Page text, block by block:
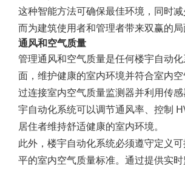
这种智能方法可确保最佳环境，同时
而为建筑使用者和管理者带来双赢的局
通风和空气质量
管理通风和空气质量是任何楼宇自动
面，维护健康的室内环境并符合室内
过连接室内空气质量监测器并利用传
宇自动化系统可以调节通风率、控制
居住者维持舒适健康的室内环境。
此外，楼宇自动化系统必须遵守定义
平的室内空气质量标准。通过提供实